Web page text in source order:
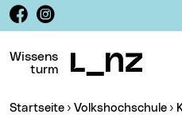
Zur Navigation
Zum Inhalt
Zur Suche
Facebook
Instagram
Wissens
turm
Sie sind hier:
Startseite Volkshochschule